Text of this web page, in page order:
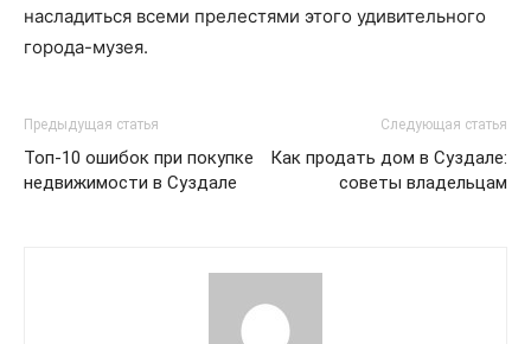
насладиться всеми прелестями этого удивительного
города-музея.
Предыдущая статья
Топ-10 ошибок при покупке
недвижимости в Суздале
Следующая статья
Как продать дом в Суздале:
советы владельцам